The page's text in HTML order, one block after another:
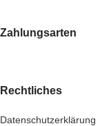
Zahlungsarten
Rechtliches
Datenschutzerklärung